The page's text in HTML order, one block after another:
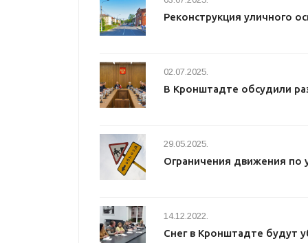
Реконструкция уличного
02.07.2025.
В Кронштадте обсудили
29.05.2025.
Ограничения движения по
14.12.2022.
Снег в Кронштадте будут